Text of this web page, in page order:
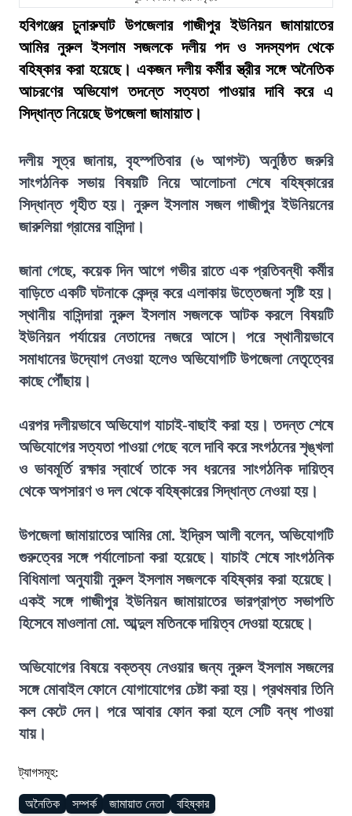
হবিগঞ্জের চুনারুঘাট উপজেলার গাজীপুর ইউনিয়ন জামায়াতের
আমির নুরুল ইসলাম সজলকে দলীয় পদ ও সদস্যপদ থেকে
বহিষ্কার করা হয়েছে। একজন দলীয় কর্মীর স্ত্রীর সঙ্গে অনৈতিক
আচরণের অভিযোগ তদন্তে সত্যতা পাওয়ার দাবি করে এ
সিদ্ধান্ত নিয়েছে উপজেলা জামায়াত।
দলীয় সূত্র জানায়, বৃহস্পতিবার (৬ আগস্ট) অনুষ্ঠিত জরুরি
সাংগঠনিক সভায় বিষয়টি নিয়ে আলোচনা শেষে বহিষ্কারের
সিদ্ধান্ত গৃহীত হয়। নুরুল ইসলাম সজল গাজীপুর ইউনিয়নের
জারুলিয়া গ্রামের বাসিন্দা।
জানা গেছে, কয়েক দিন আগে গভীর রাতে এক প্রতিবন্ধী কর্মীর
বাড়িতে একটি ঘটনাকে কেন্দ্র করে এলাকায় উত্তেজনা সৃষ্টি হয়।
স্থানীয় বাসিন্দারা নুরুল ইসলাম সজলকে আটক করলে বিষয়টি
ইউনিয়ন পর্যায়ের নেতাদের নজরে আসে। পরে স্থানীয়ভাবে
সমাধানের উদ্যোগ নেওয়া হলেও অভিযোগটি উপজেলা নেতৃত্বের
কাছে পৌঁছায়।
এরপর দলীয়ভাবে অভিযোগ যাচাই-বাছাই করা হয়। তদন্ত শেষে
অভিযোগের সত্যতা পাওয়া গেছে বলে দাবি করে সংগঠনের শৃঙ্খলা
ও ভাবমূর্তি রক্ষার স্বার্থে তাকে সব ধরনের সাংগঠনিক দায়িত্ব
থেকে অপসারণ ও দল থেকে বহিষ্কারের সিদ্ধান্ত নেওয়া হয়।
উপজেলা জামায়াতের আমির মো. ইদ্রিস আলী বলেন, অভিযোগটি
গুরুত্বের সঙ্গে পর্যালোচনা করা হয়েছে। যাচাই শেষে সাংগঠনিক
বিধিমালা অনুযায়ী নুরুল ইসলাম সজলকে বহিষ্কার করা হয়েছে।
একই সঙ্গে গাজীপুর ইউনিয়ন জামায়াতের ভারপ্রাপ্ত সভাপতি
হিসেবে মাওলানা মো. আব্দুল মতিনকে দায়িত্ব দেওয়া হয়েছে।
অভিযোগের বিষয়ে বক্তব্য নেওয়ার জন্য নুরুল ইসলাম সজলের
সঙ্গে মোবাইল ফোনে যোগাযোগের চেষ্টা করা হয়। প্রথমবার তিনি
কল কেটে দেন। পরে আবার ফোন করা হলে সেটি বন্ধ পাওয়া
যায়।
ট্যাগসমূহ:
অনৈতিক সম্পর্ক জামায়াত নেতা বহিষ্কার